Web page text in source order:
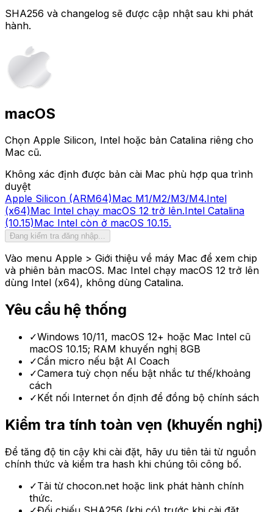
SHA256 và changelog sẽ được cập nhật sau khi phát
hành.
macOS
Chọn Apple Silicon, Intel hoặc bản Catalina riêng cho
Mac cũ.
Không xác định được bản cài Mac phù hợp qua trình
duyệt
Apple Silicon (ARM64)Mac M1/M2/M3/M4.Intel
(x64)Mac Intel chạy macOS 12 trở lên.Intel Catalina
(10.15)Mac Intel còn ở macOS 10.15.
Đang kiểm tra đăng nhập...
Vào menu Apple > Giới thiệu về máy Mac để xem chip
và phiên bản macOS. Mac Intel chạy macOS 12 trở lên
dùng Intel (x64), không dùng Catalina.
Yêu cầu hệ thống
✓Windows 10/11, macOS 12+ hoặc Mac Intel cũ
macOS 10.15; RAM khuyến nghị 8GB
✓Cần micro nếu bật AI Coach
✓Camera tuỳ chọn nếu bật nhắc tư thế/khoảng
cách
✓Kết nối Internet ổn định để đồng bộ chính sách
Kiểm tra tính toàn vẹn (khuyến nghị)
Để tăng độ tin cậy khi cài đặt, hãy ưu tiên tải từ nguồn
chính thức và kiểm tra hash khi chúng tôi công bố.
✓Tải từ chocon.net hoặc link phát hành chính
thức.